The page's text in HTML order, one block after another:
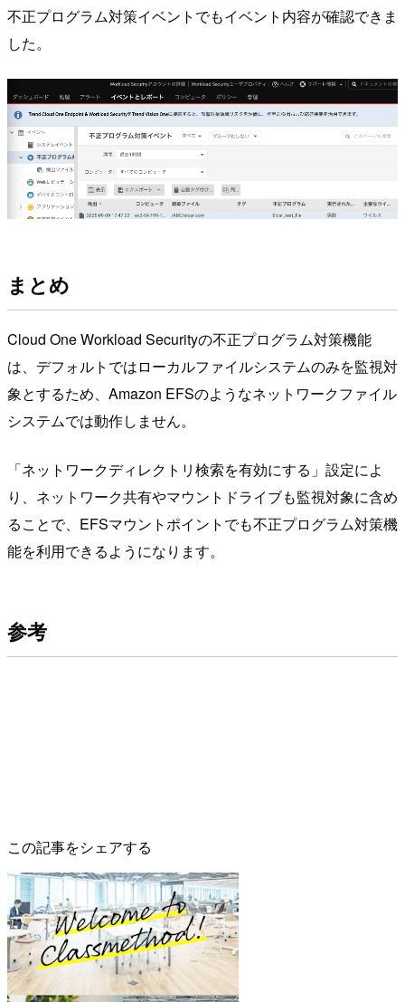
不正プログラム対策イベントでもイベント内容が確認できま
した。
まとめ
Cloud One Workload Securityの不正プログラム対策機能
は、デフォルトではローカルファイルシステムのみを監視対
象とするため、Amazon EFSのようなネットワークファイル
システムでは動作しません。
「ネットワークディレクトリ検索を有効にする」設定によ
り、ネットワーク共有やマウントドライブも監視対象に含め
ることで、EFSマウントポイントでも不正プログラム対策機
能を利用できるようになります。
参考
この記事をシェアする